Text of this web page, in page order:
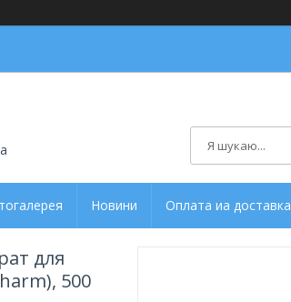
Новини Оплата иа доставка
для
500